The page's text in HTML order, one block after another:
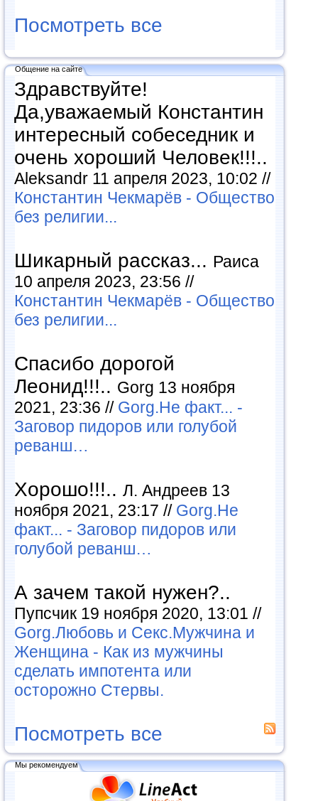
Посмотреть все
Общение на сайте
Здравствуйте!
Да,уважаемый Константин
интересный собеседник и
очень хороший Человек!!!..
Aleksandr 11 апреля 2023, 10:02 //
Константин Чекмарёв - Общество
без религии...
Шикарный рассказ... Раиса
10 апреля 2023, 23:56 //
Константин Чекмарёв - Общество
без религии...
Спасибо дорогой
Леонид!!!.. Gorg 13 ноября
2021, 23:36 // Gorg.Не факт... -
Заговор пидоров или голубой
реванш…
Хорошо!!!.. Л. Андреев 13
ноября 2021, 23:17 // Gorg.Не
факт... - Заговор пидоров или
голубой реванш…
А зачем такой нужен?..
Пупсчик 19 ноября 2020, 13:01 //
Gorg.Любовь и Секс.Мужчина и
Женщина - Как из мужчины
сделать импотента или
осторожно Стервы.
Посмотреть все
Мы рекомендуем